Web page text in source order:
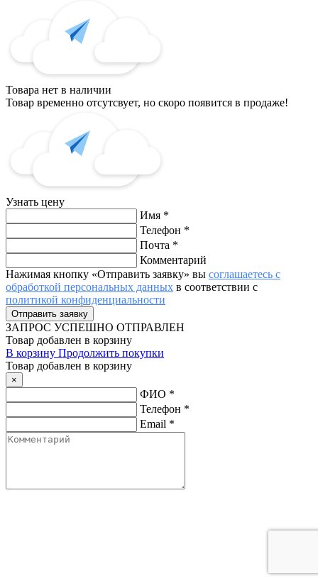
Товара нет в наличии
Товар временно отсутсвует, но скоро появится в продаже!
Узнать цену
Имя *
Телефон *
Почта *
Комментарий
Нажимая кнопку «Отправить заявку» вы соглашаетесь с
обработкой персональных данных в соответствии с
политикой конфиденциальности
ЗАПРОС УСПЕШНО ОТПРАВЛЕН
Товар добавлен в корзину
В корзину Продолжить покупки
Товар добавлен в корзину
×
ФИО *
Телефон *
Email *